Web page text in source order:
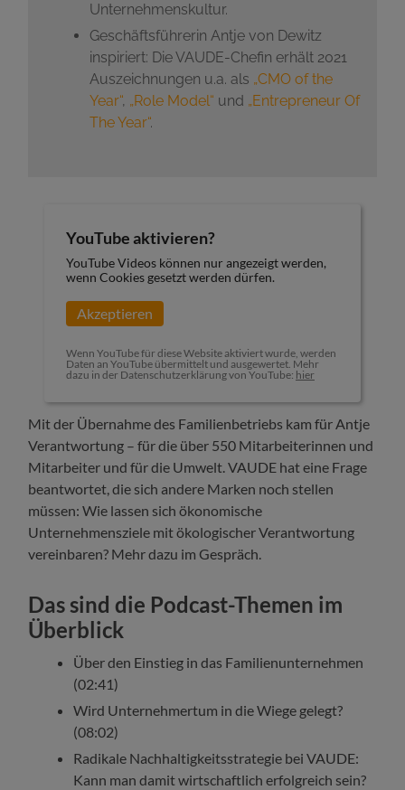
Unternehmenskultur.
Geschäftsführerin Antje von Dewitz
inspiriert: Die VAUDE-Chefin erhält 2021
Auszeichnungen u.a. als „CMO of the
Year“, „Role Model“ und „Entrepreneur Of
The Year“.
YouTube aktivieren?
YouTube Videos können nur angezeigt werden,
wenn Cookies gesetzt werden dürfen.
Akzeptieren
Wenn YouTube für diese Website aktiviert wurde, werden
Daten an YouTube übermittelt und ausgewertet. Mehr
dazu in der Datenschutzerklärung von YouTube: hier
Mit der Übernahme des Familienbetriebs kam für Antje
Verantwortung – für die über 550 Mitarbeiterinnen und
Mitarbeiter und für die Umwelt. VAUDE hat eine Frage
beantwortet, die sich andere Marken noch stellen
müssen: Wie lassen sich ökonomische
Unternehmensziele mit ökologischer Verantwortung
vereinbaren? Mehr dazu im Gespräch.
Das sind die Podcast-Themen im
Überblick
Über den Einstieg in das Familienunternehmen
(02:41)
Wird Unternehmertum in die Wiege gelegt?
(08:02)
Radikale Nachhaltigkeitsstrategie bei VAUDE:
Kann man damit wirtschaftlich erfolgreich sein?